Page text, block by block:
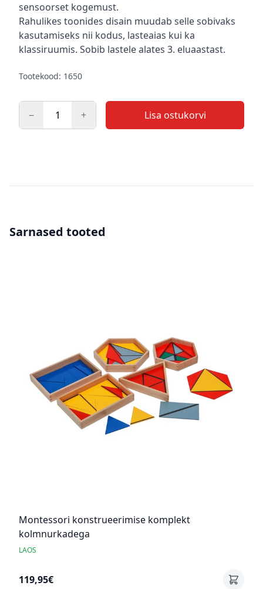
sensoorset kogemust.
Rahulikes toonides disain muudab selle sobivaks
kasutamiseks nii kodus, lasteaias kui ka
klassiruumis. Sobib lastele alates 3. eluaastast.
Tootekood: 1650
− + Lisa ostukorvi
Sarnased tooted
Montessori konstrueerimise komplekt
kolmnurkadega
LAOS
119,95€